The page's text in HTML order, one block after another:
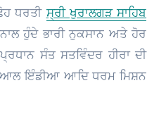
ਧਰਤੀਸ੍ਰੀ ਖੁਰਾਲਗੜ ਸਾਹਿਬ
ਹੁੰਦੇ ਭਾਰੀ ਨੁਕਸਾਨ ਅਤੇ ਹੋਰ
ਸੰਤ ਸਤਵਿੰਦਰ ਹੀਰਾ ਦੀ
ਆਲ ਇੰਡੀਆ ਆਦਿ ਧਰਮ ਮਿਸ਼ਨ